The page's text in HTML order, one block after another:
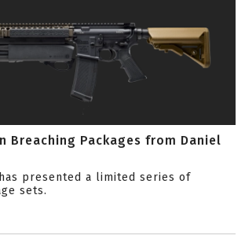
Breaching Packages from Daniel
presented a limited series of
sets.